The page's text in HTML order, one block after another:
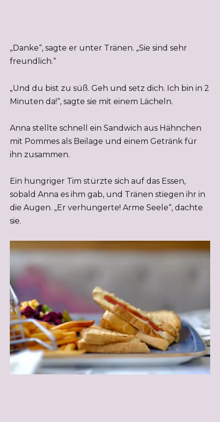
„Danke“, sagte er unter Tränen. „Sie sind sehr
freundlich.“
„Und du bist zu süß. Geh und setz dich. Ich bin in 2
Minuten da!“, sagte sie mit einem Lächeln.
Anna stellte schnell ein Sandwich aus Hähnchen
mit Pommes als Beilage und einem Getränk für
ihn zusammen.
Ein hungriger Tim stürzte sich auf das Essen,
sobald Anna es ihm gab, und Tränen stiegen ihr in
die Augen. „Er verhungerte! Arme Seele“, dachte
sie.